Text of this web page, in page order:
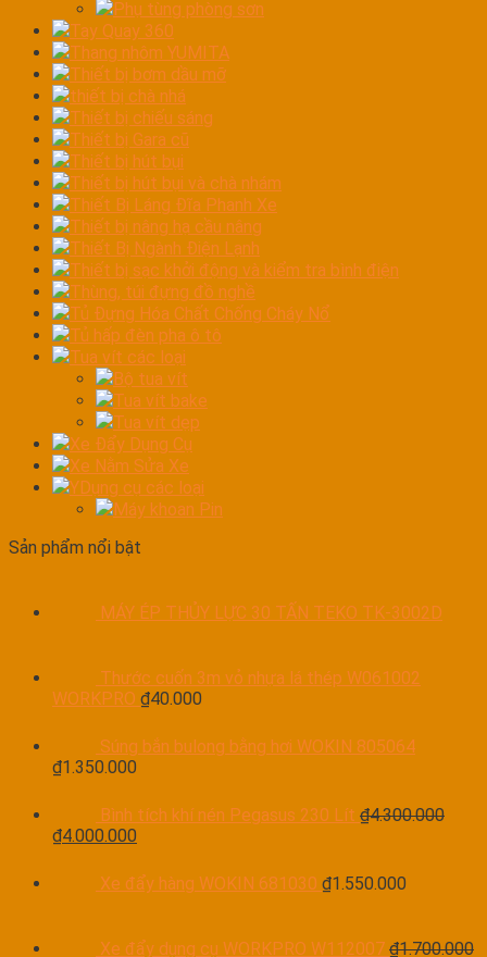
Phụ tùng phòng sơn
Tay Quay 360
Thang nhôm YUMITA
Thiết bị bơm dầu mỡ
thiết bị chà nhá
Thiết bị chiếu sáng
Thiết bị Gara cũ
Thiết bị hút bụi
Thiết bị hút bụi và chà nhám
Thiết Bị Láng Đĩa Phanh Xe
Thiết bị nâng hạ cầu nâng
Thiết Bị Ngành Điện Lạnh
Thiết bị sạc khởi động và kiểm tra bình điện
Thùng, túi đựng đồ nghề
Tủ Đựng Hóa Chất Chống Cháy Nổ
Tủ hấp đèn pha ô tô
Tua vít các loại
Bộ tua vít
Tua vít bake
Tua vít dẹp
Xe Đẩy Dụng Cụ
Xe Nằm Sửa Xe
YDụng cụ các loại
Máy khoan Pin
Sản phẩm nổi bật
MÁY ÉP THỦY LỰC 30 TẤN TEKO TK-3002D
Thước cuốn 3m vỏ nhựa lá thép W061002
WORKPRO ₫40.000
Súng bắn bulong bằng hơi WOKIN 805064
₫1.350.000
Bình tích khí nén Pegasus 230 Lít ₫4.300.000
₫4.000.000
Xe đẩy hàng WOKIN 681030 ₫1.550.000
Xe đẩy dụng cụ WORKPRO W112007 ₫1.700.000